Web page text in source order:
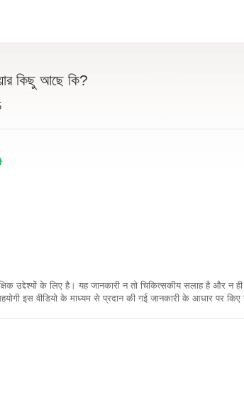
কিছু আছে কি?
उद्देश्यों के लिए है। यह जानकारी न तो चिकित्सकीय सलाह है और न
इस वीडियो के माध्यम से प्रदान की गई जानकारी के आधार पर किए गए